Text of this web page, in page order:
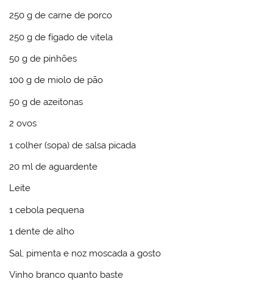
250 g de carne de porco
250 g de fígado de vitela
50 g de pinhões
100 g de miolo de pão
50 g de azeitonas
2 ovos
1 colher (sopa) de salsa picada
20 ml de aguardente
Leite
1 cebola pequena
1 dente de alho
Sal, pimenta e noz moscada a gosto
Vinho branco quanto baste